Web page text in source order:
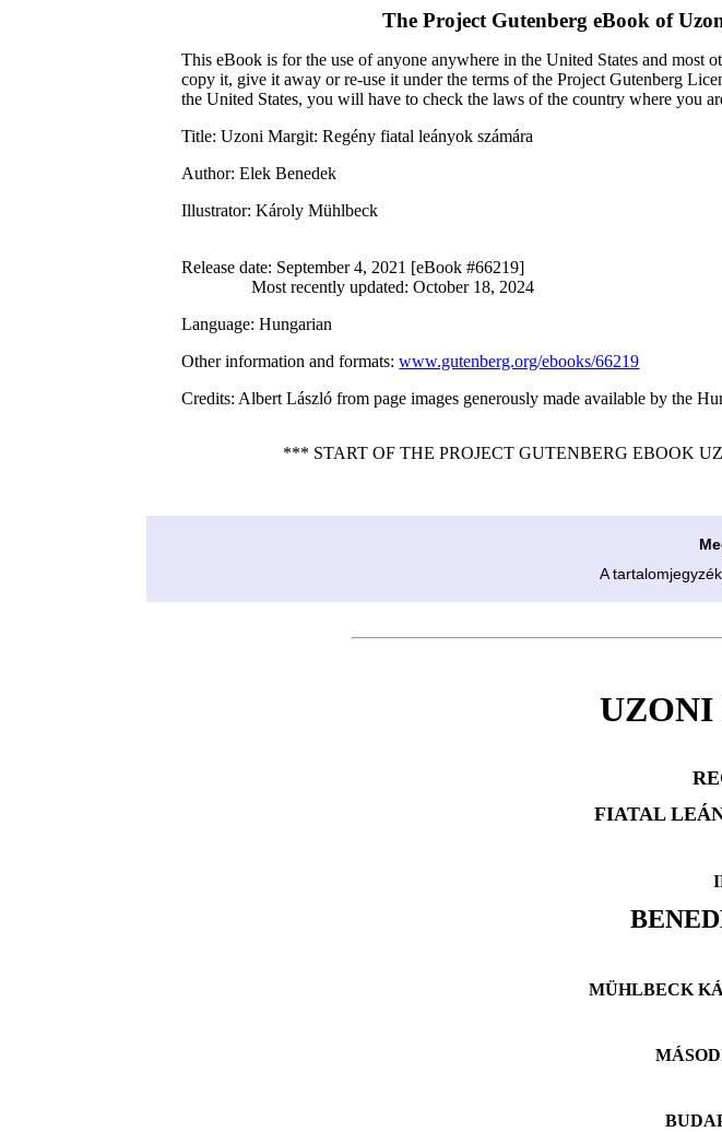
The Project Gutenberg eBook of
This eBook is for the use of anyone anywhere in the United States and most
copy it, give it away or re-use it under the terms of the Project Gutenberg
the United States, you will have to check the laws of the country where you
Title: Uzoni Margit: Regény fiatal leányok számára
Author: Elek Benedek
Illustrator: Károly Mühlbeck
Release date: September 4, 2021 [eBook #66219]
Most recently updated: October 18, 2024
Language: Hungarian
Other information and formats:www.gutenberg.org/ebooks/66219
Credits: Albert László from page images generously made available by the
*** START OF THE PROJECT GUTENBERG EBOOK
A
FIATAL
MÜHLBECK